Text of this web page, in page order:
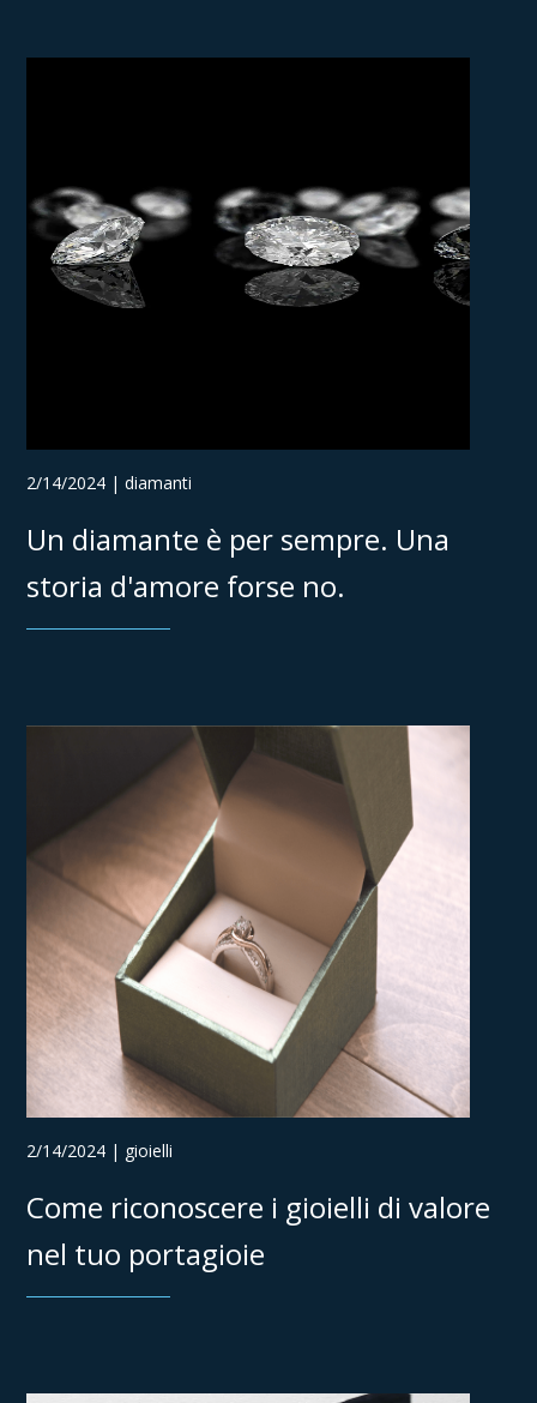
2/14/2024 | diamanti
Un diamante è per sempre. Una
storia d'amore forse no.
2/14/2024 | gioielli
Come riconoscere i gioielli di valore
nel tuo portagioie